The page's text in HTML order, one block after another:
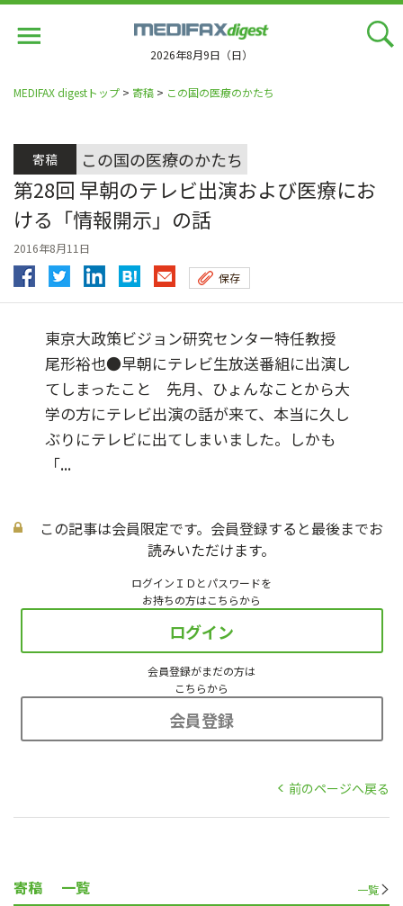
2026年8月9日（日）
MEDIFAX digestトップ > 寄稿 > この国の医療のかたち
寄稿 この国の医療のかたち
第28回 早朝のテレビ出演および医療にお
ける「情報開示」の話
2016年8月11日
保存
東京大政策ビジョン研究センター特任教授
尾形裕也●早朝にテレビ生放送番組に出演し
てしまったこと 先月、ひょんなことから大
学の方にテレビ出演の話が来て、本当に久し
ぶりにテレビに出てしまいました。しかも
「...
この記事は会員限定です。会員登録すると最後までお
読みいただけます。
ログインＩＤとパスワードを
お持ちの方はこちらから
ログイン
会員登録がまだの方は
こちらから
会員登録
前のページへ戻る
寄稿 一覧 一覧